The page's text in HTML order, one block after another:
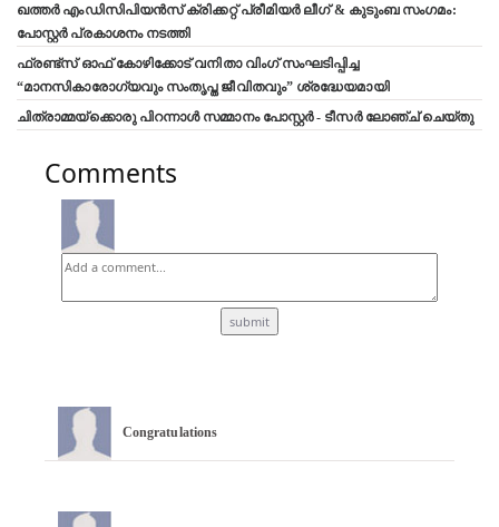
ഖത്തർ എംഡിസിപിയൻസ് ക്രിക്കറ്റ് പ്രീമിയർ ലീഗ് & കുടുംബ സംഗമം:
പോസ്റ്റർ പ്രകാശനം നടത്തി
ഫ്രണ്ട്സ് ഓഫ് കോഴിക്കോട് വനിതാ വിംഗ് സംഘടിപ്പിച്ച
“മാനസികാരോഗ്യവും സംതൃപ്ത ജീവിതവും” ശ്രദ്ധേയമായി
ചിത്രാമ്മയ്ക്കൊരു പിറന്നാൾ സമ്മാനം പോസ്റ്റർ - ടീസർ ലോഞ്ച് ചെയ്തു
Comments
Congratulations